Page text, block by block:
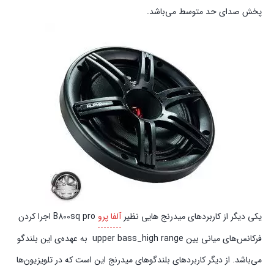
پخش صدای حد متوسط می‌باشد.
یکی دیگر از کاربردهای میدرنج هایی نظیرآلفا پرو
B800sq pro اجرا کردن
فرکانس‌های میانی بین upper bass_high range به عهده‌ی این بلندگو
می‌باشد. از دیگر کاربردهای بلندگوهای میدرنج این است که در تلویزیون‌ها